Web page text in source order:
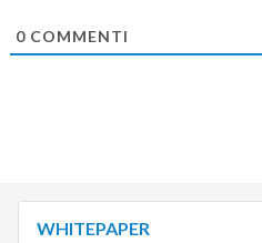
0COMMENTI
WHITEPAPER